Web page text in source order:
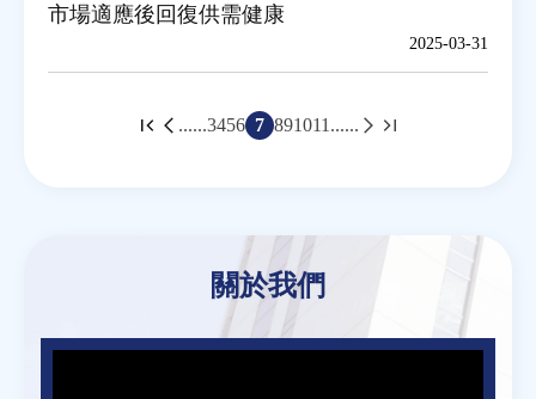
市場適應後回復供需健康
2025-03-31
......3456 7 891011 ......
關於我們